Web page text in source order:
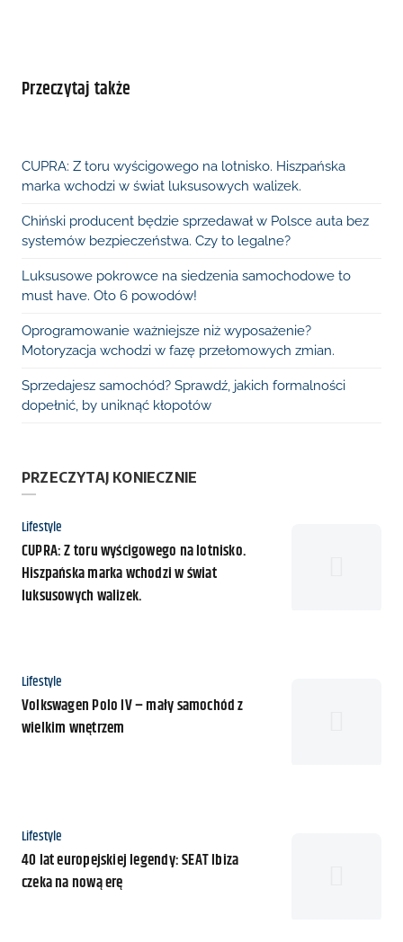
Przeczytaj także
CUPRA: Z toru wyścigowego na lotnisko. Hiszpańska
marka wchodzi w świat luksusowych walizek.
Chiński producent będzie sprzedawał w Polsce auta bez
systemów bezpieczeństwa. Czy to legalne?
Luksusowe pokrowce na siedzenia samochodowe to
must have. Oto 6 powodów!
Oprogramowanie ważniejsze niż wyposażenie?
Motoryzacja wchodzi w fazę przełomowych zmian.
Sprzedajesz samochód? Sprawdź, jakich formalności
dopełnić, by uniknąć kłopotów
PRZECZYTAJ KONIECZNIE
Kategoria
Lifestyle
CUPRA: Z toru wyścigowego na lotnisko.
Hiszpańska marka wchodzi w świat
luksusowych walizek.
Kategoria
Lifestyle
Volkswagen Polo IV – mały samochód z
wielkim wnętrzem
Kategoria
Lifestyle
40 lat europejskiej legendy: SEAT Ibiza
czeka na nową erę